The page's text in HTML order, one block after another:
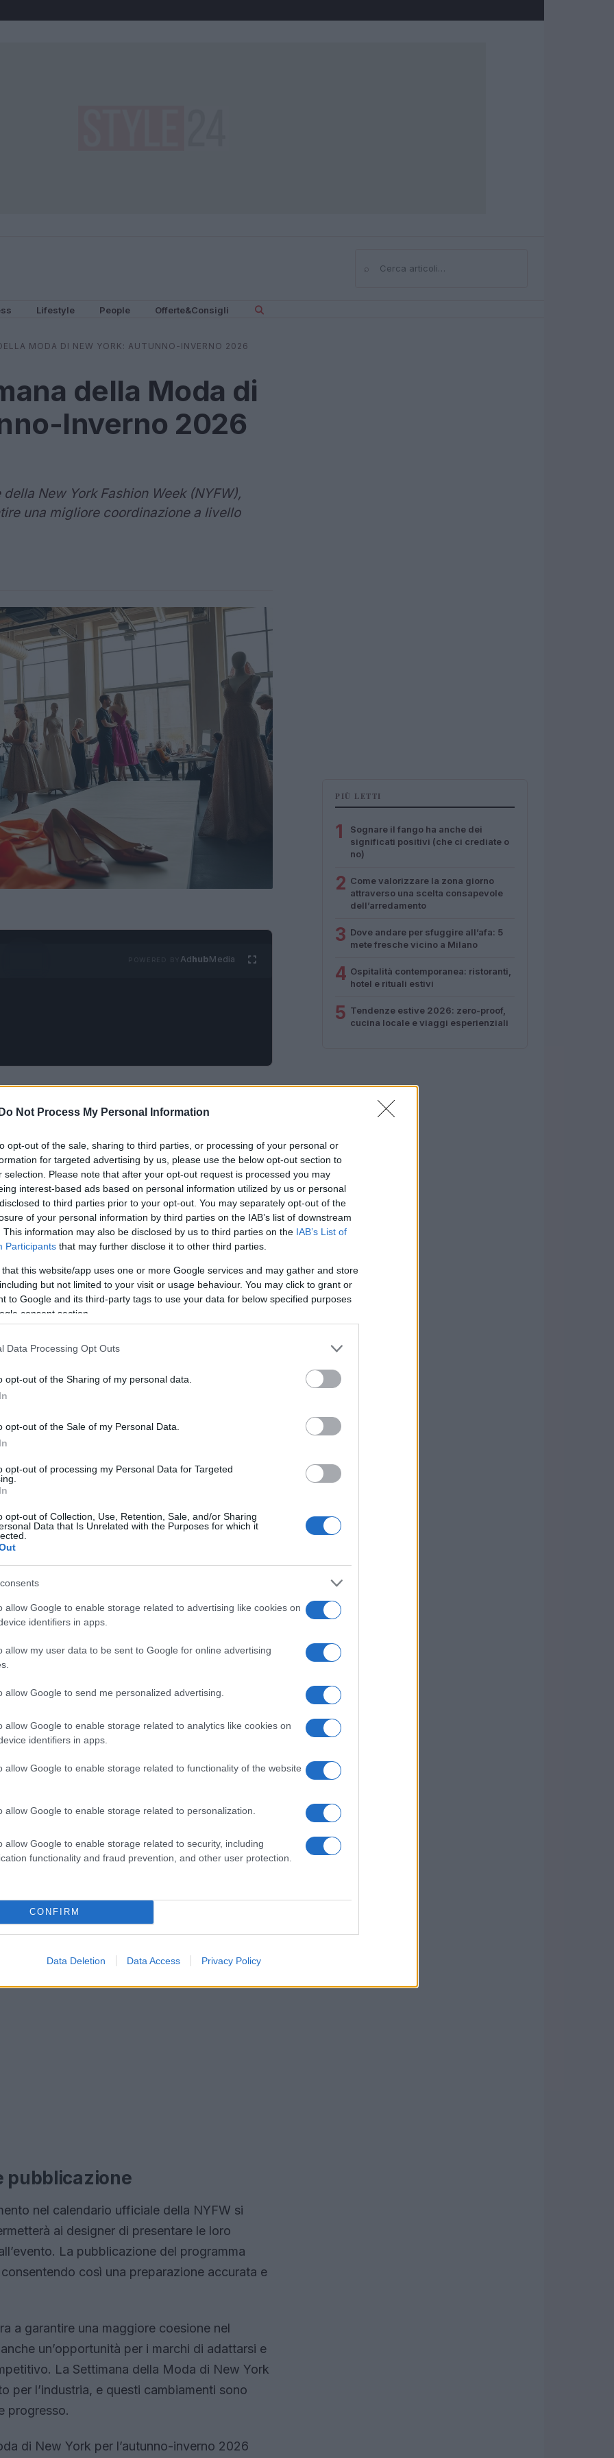
Do Not Process My Personal Information
opt-out of the sale, sharing to third parties, or processing of your personal or
for targeted advertising by us, please use the below opt-out section to
selection. Please note that after your opt-out request is processed you may
interest-based ads based on personal information utilized by us or personal
to third parties prior to your opt-out. You may separately opt-out of the
of your personal information by third parties on the IAB’s list of downstream
This information may also be disclosed by us to third parties on the IAB’s List of
Participants that may further disclose it to other third parties.
that this website/app uses one or more Google services and may gather and store
but not limited to your visit or usage behaviour. You may click to grant or
to Google and its third-party tags to use your data for below specified purposes
consent section.
Data Processing Opt Outs
opt-out of the Sharing of my personal data.
opt-out of the Sale of my Personal Data.
opt-out of processing my Personal Data for Targeted
opt-out of Collection, Use, Retention, Sale, and/or Sharing
Data that Is Unrelated with the Purposes for which it
allow Google to enable storage related to advertising like cookies on
identifiers in apps.
allow my user data to be sent to Google for online advertising
allow Google to send me personalized advertising.
allow Google to enable storage related to analytics like cookies on
identifiers in apps.
allow Google to enable storage related to functionality of the website
allow Google to enable storage related to personalization.
allow Google to enable storage related to security, including
functionality and fraud prevention, and other user protection.
CONFIRM
Data Deletion Data Access Privacy Policy
⌕Cerca
Lifestyle People Offerte&Consigli
MODA DI NEW YORK: AUTUNNO-INVERNO 2026
della Moda di
Inverno 2026
New York Fashion Week (NYFW),
una migliore coordinazione a livello
AdhubMedia
si prepara a fare il suo debutto nel 2026 con
Designers of America (CFDA) ha
significativo nel panorama della moda,
globale degli eventi di moda.
New York più sinergico con le settimane
CFDA ha preso questa decisione tenendo in
eventi culturali. Joseph Maglieri, il direttore
moda, ha condiviso queste informazioni in un
rimanere in linea con gli eventi internazionali.
offrire ai marchi e ai loro team un tempo
che, poiché la NYFW di settembre 2025
le date tradizionali di inizio febbraio
settimana di preparazione. Questo avrebbe
tra New York e le altre capitali della moda.
la programmazione generale, ma offre
devono adattarsi a varie stagioni. La
una transizione più fluida, riducendo
preparazione delle collezioni. L’importanza di
un settore dove la tempistica può influenzare
pubblicazione
nel calendario ufficiale della NYFW si
ai designer di presentare le loro
La pubblicazione del programma
così una preparazione accurata e
a garantire una maggiore coesione nel
un’opportunità per i marchi di adattarsi e
La Settimana della Moda di New York
per l’industria, e questi cambiamenti sono
progresso.
di New York per l’autunno-inverno 2026
PIÙ LETTI
1
Sognare il fango ha anche dei
significati positivi (che ci crediate o
no)
2 Come valorizzare la zona giorno
attraverso una scelta consapevole
dell’arredamento
3 Dove andare per sfuggire all’afa: 5
mete fresche vicino a Milano
4 Ospitalità contemporanea: ristoranti,
hotel e rituali estivi
5 Tendenze estive 2026: zero-proof,
cucina locale e viaggi esperienziali